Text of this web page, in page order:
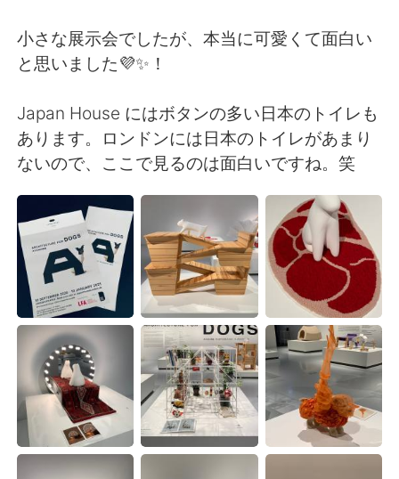
Deutsch
한국어 Русский
ไทย Indonesia
Italiano Türkçe
Português
小さな展示会でしたが、本当に可愛くて面白い
と思いました💜✨！
Japan House にはボタンの多い日本のトイレも
あります。ロンドンには日本のトイレがあまり
ないので、ここで見るのは面白いですね。笑